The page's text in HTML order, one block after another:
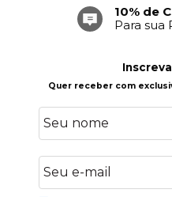
10% de
Para sua
Quer receber com